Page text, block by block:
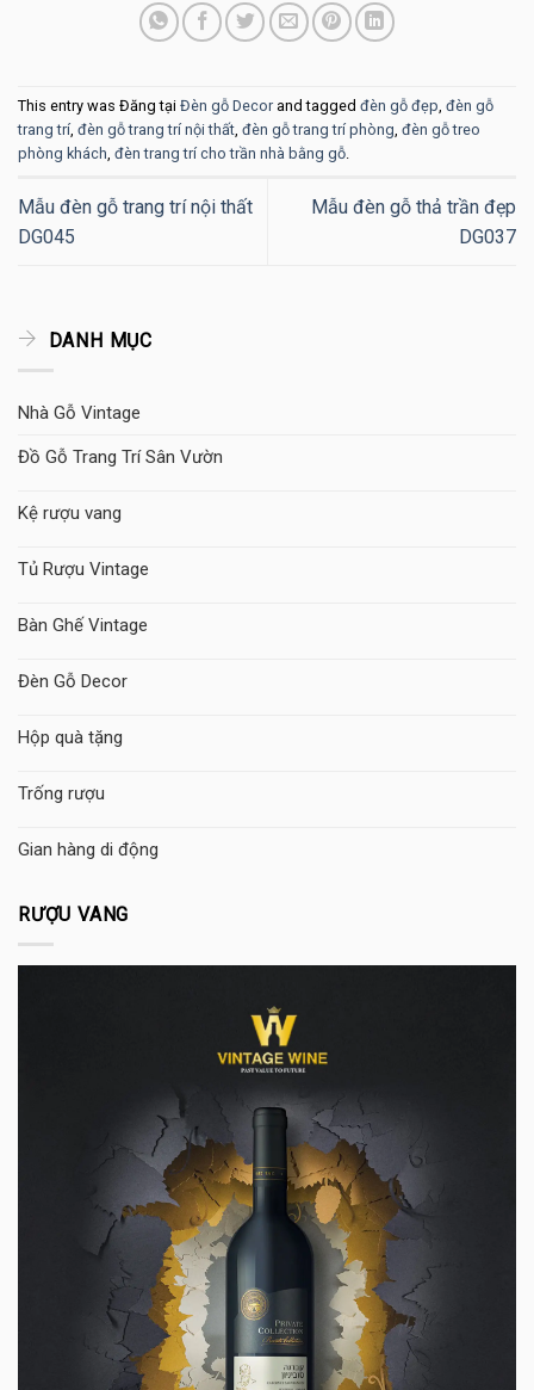
This entry was Đăng tại Đèn gỗ Decor and tagged đèn gỗ đẹp, đèn gỗ
trang trí, đèn gỗ trang trí nội thất, đèn gỗ trang trí phòng, đèn gỗ treo
phòng khách, đèn trang trí cho trần nhà bằng gỗ.
Mẫu đèn gỗ trang trí nội thất
DG045
Mẫu đèn gỗ thả trần đẹp
DG037
DANH MỤC
Nhà Gỗ Vintage
Đồ Gỗ Trang Trí Sân Vườn
Kệ rượu vang
Tủ Rượu Vintage
Bàn Ghế Vintage
Đèn Gỗ Decor
Hộp quà tặng
Trống rượu
Gian hàng di động
RƯỢU VANG